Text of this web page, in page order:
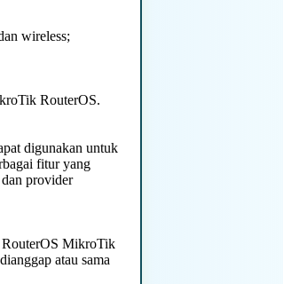
wireless;
RouterOS.
digunakan untuk
fitur yang
provider
RouterOS MikroTik
atau sama